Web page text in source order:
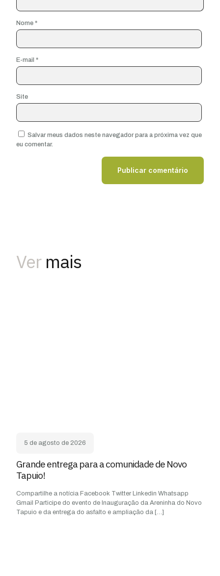
Nome *
E-mail *
Site
Salvar meus dados neste navegador para a próxima vez que
eu comentar.
Ver mais
5 de agosto de 2026
Grande entrega para a comunidade de Novo
Tapuio!
Compartilhe a notícia Facebook Twitter Linkedin Whatsapp
Gmail Participe do evento de Inauguração da Areninha do Novo
Tapuio e da entrega do asfalto e ampliação da […]